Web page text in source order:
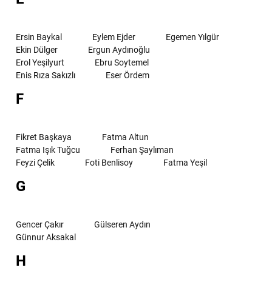
Ersin Baykal Eylem Ejder
Egemen Yılgür
Ekin Dülger
Ergun Aydınoğlu
Erol Yeşilyurt
Ebru Soytemel
Enis Rıza Sakızlı
Eser Ördem
F
Fikret Başkaya
Fatma Altun
Fatma Işık Tuğcu
Ferhan Şaylıman
Feyzi Çelik
Foti Benlisoy Fatma Yeşil
G
Gencer Çakır
Gülseren Aydın
Günnur Aksakal
H